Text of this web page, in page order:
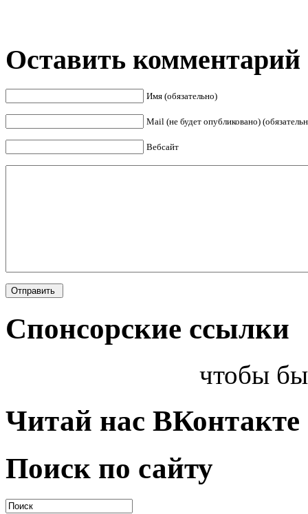
Оставить комментарий
Имя (обязательно)
Mail (не будет опубликовано)
Вебсайт
Спонсорские ссылки
чтобы
Читай нас ВКонтакте
Поиск по сайту